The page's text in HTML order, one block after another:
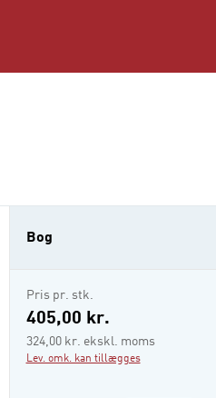
Bog
i-bog
Pris pr. stk.
405,00 kr.
324,00 kr. ekskl. moms
Lev. omk. kan tillægges